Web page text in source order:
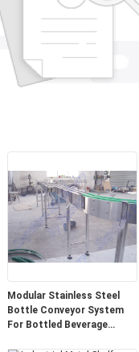
Modular Stainless Steel
Bottle Conveyor System
For Bottled Beverage